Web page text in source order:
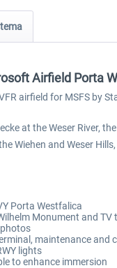
Airfield Porta
airfield for MSFS by
at the Weser River,
Wiehen and Weser
Porta Westfalica
Monument and TV
maintenance and
lights
to enhance immersion